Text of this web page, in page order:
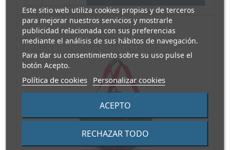
Este sitio web utiliza cookies propias y de terceros
para mejorar nuestros servicios y mostrarle
publicidad relacionada con sus preferencias
mediante el análisis de sus hábitos de navegación.
Para dar su consentimiento sobre su uso pulse el
botón Acepto.
Política de cookies Personalizar cookies
RECHAZAR TODO
ACEPTO